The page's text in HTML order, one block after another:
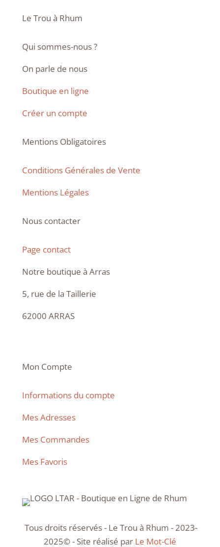
Le Trou à Rhum
Qui sommes-nous ?
On parle de nous
Boutique en ligne
Créer un compte
Mentions Obligatoires
Conditions Générales de Vente
Mentions Légales
Nous contacter
Page contact
Notre boutique à Arras
5, rue de la Taillerie
62000 ARRAS
Mon Compte
Informations du compte
Mes Adresses
Mes Commandes
Mes Favoris
Tous droits réservés - Le Trou à Rhum - 2023-
2025© - Site réalisé par Le Mot-Clé